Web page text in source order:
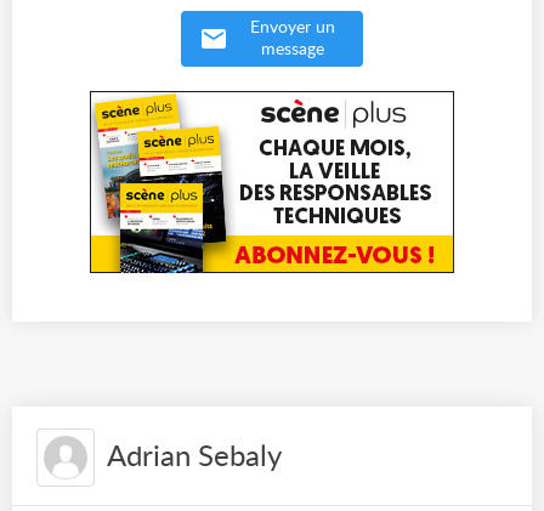
Envoyer un
message
Adrian Sebaly